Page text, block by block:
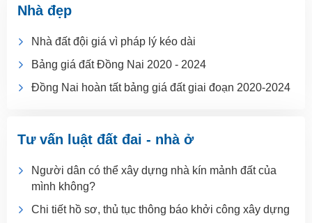
Nhà đẹp
Nhà đất đội giá vì pháp lý kéo dài
Bảng giá đất Đồng Nai 2020 - 2024
Đồng Nai hoàn tất bảng giá đất giai đoạn 2020-2024
Tư vấn luật đất đai - nhà ở
Người dân có thể xây dựng nhà kín mảnh đất của
mình không?
Chi tiết hồ sơ, thủ tục thông báo khởi công xây dựng